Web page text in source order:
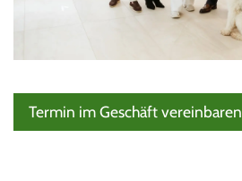
Termin im Geschäft vereinbaren